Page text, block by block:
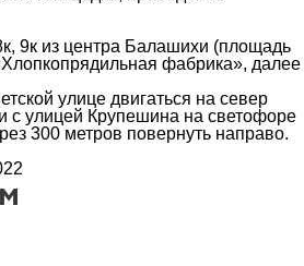
9к из центра Балашихи (площадь
фабрика», далее
улице двигаться на север
с улицей Крупешина на светофоре
300 метров повернуть направо.